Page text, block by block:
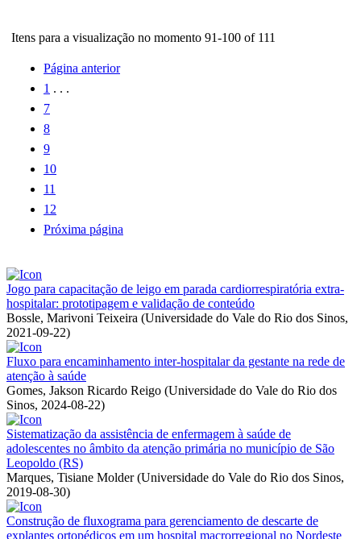
Itens para a visualização no momento 91-100 of 111
Página anterior
1 . . .
7
8
9
10
11
12
Próxima página
Jogo para capacitação de leigo em parada cardiorrespiratória extra-
hospitalar: prototipagem e validação de conteúdo
Bossle, Marivoni Teixeira (Universidade do Vale do Rio dos Sinos,
2021-09-22)
Fluxo para encaminhamento inter-hospitalar da gestante na rede de
atenção à saúde
Gomes, Jakson Ricardo Reigo (Universidade do Vale do Rio dos
Sinos, 2024-08-22)
Sistematização da assistência de enfermagem à saúde de
adolescentes no âmbito da atenção primária no município de São
Leopoldo (RS)
Marques, Tisiane Molder (Universidade do Vale do Rio dos Sinos,
2019-08-30)
Construção de fluxograma para gerenciamento de descarte de
explantes ortopédicos em um hospital macrorregional no Nordeste